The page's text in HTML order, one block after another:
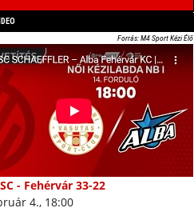
Forrás: M4 Sport Kézi Élő
- Fehérvár 33-22
4., 18:00